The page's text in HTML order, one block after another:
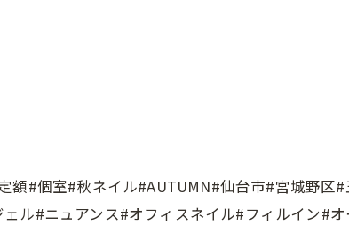
#個室#秋ネイル#AUTUMN#仙台市#宮城野区#
ル#ニュアンス#オフィスネイル#フィルイン#オ